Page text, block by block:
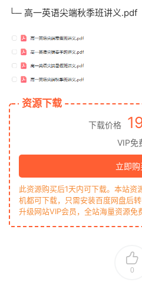
└─ 高一英语尖端秋季班讲义.pdf
资源下载
下载价格
VIP免
立即购
此资源购买后1天内可下载。本站资
机都可下载，只需安装百度网盘后转
升级网站VIP会员，全站海量资源免
0